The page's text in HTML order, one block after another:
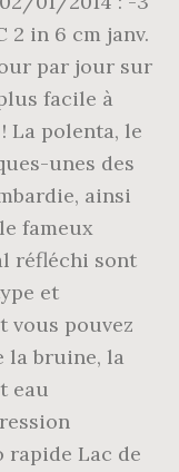
2 in 6 cm janv.
par jour sur
facile à
La polenta, le
unes des
ainsi
fameux
réfléchi sont
et
vous pouvez
la bruine, la
eau
rapide Lac de